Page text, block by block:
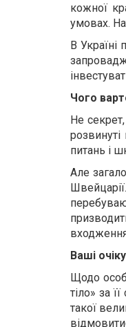
кожної
умовах.
В Україні
Чого
Не
питань і
Але
Ваші
Щодо
тіло» за
такої